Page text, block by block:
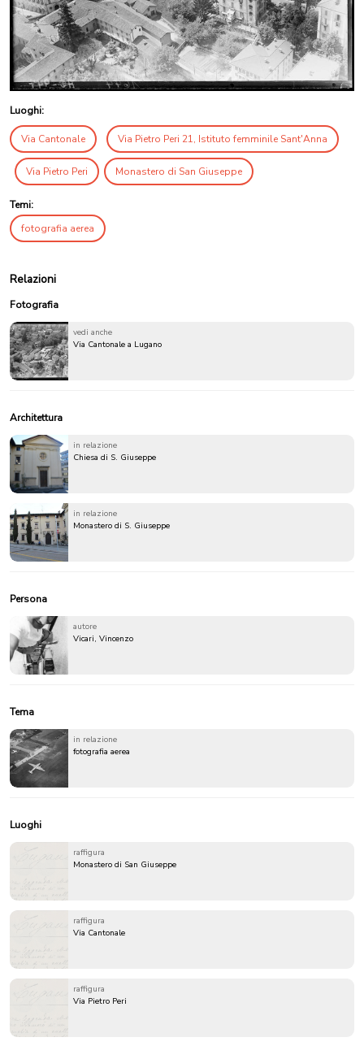
Luoghi:
Via Cantonale Via Pietro Peri 21, Istituto femminile Sant'Anna
Via Pietro Peri Monastero di San Giuseppe
Temi:
fotografia aerea
Relazioni
Fotografia
vedi anche
Via Cantonale a Lugano
Architettura
in relazione
Chiesa di S. Giuseppe
in relazione
Monastero di S. Giuseppe
Persona
autore
Vicari, Vincenzo
Tema
in relazione
fotografia aerea
Luoghi
raffigura
Monastero di San Giuseppe
raffigura
Via Cantonale
raffigura
Via Pietro Peri